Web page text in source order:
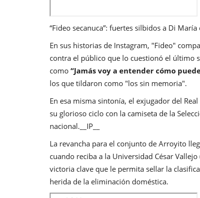
“Fideo secanuca”: fuertes silbidos a Di
En sus historias de Instagram, "Fideo"
contra el público que lo cuestionó el último
como “Jamás voy a entender cómo
los que tildaron como "los sin memoria".
En esa misma sintonía, el exjugador del
su glorioso ciclo con la camiseta de la
nacional.__IP__
La revancha para el conjunto de Arroyito
cuando reciba a la Universidad César
victoria clave que le permita sellar la
herida de la eliminación doméstica.